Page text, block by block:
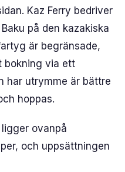
Kaz Ferry bedriver
på den kazakiska
är begränsade,
bokning via ett
har utrymme är bättre
hoppas.
ovanpå
och uppsättningen